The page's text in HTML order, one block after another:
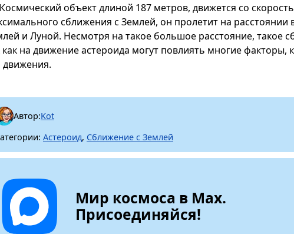
Космический объект длиной 187 метров, движется со
сближения с Землей, он пролетит на
и Луной. Несмотря на такое большое расстояние, такое
как на движение астероида могут повлиять многие
движения.
Автор:Kot
Астероид, Сближение с Землей
Мир космоса в Max.
Присоединяйся!